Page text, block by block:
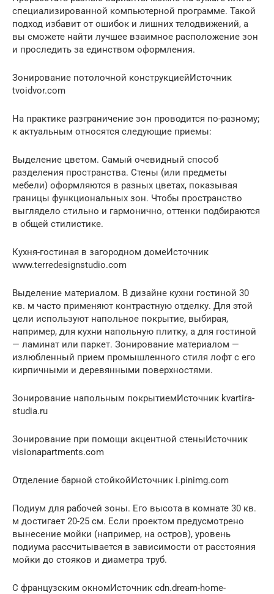
специализированной компьютерной программе. Такой
подход избавит от ошибок и лишних телодвижений, а
вы сможете найти лучшее взаимное расположение зон
и проследить за единством оформления.
Зонирование потолочной конструкциейИсточник
tvoidvor.com
На практике разграничение зон проводится по-разному;
к актуальным относятся следующие приемы:
Выделение цветом. Самый очевидный способ
разделения пространства. Стены (или предметы
мебели) оформляются в разных цветах, показывая
границы функциональных зон. Чтобы пространство
выглядело стильно и гармонично, оттенки подбираются
в общей стилистике.
Кухня-гостиная в загородном домеИсточник
www.terredesignstudio.com
Выделение материалом. В дизайне кухни гостиной 30
кв. м часто применяют контрастную отделку. Для этой
цели используют напольное покрытие, выбирая,
например, для кухни напольную плитку, а для гостиной
— ламинат или паркет. Зонирование материалом —
излюбленный прием промышленного стиля лофт с его
кирпичными и деревянными поверхностями.
Зонирование напольным покрытиемИсточник kvartira-
studia.ru
Зонирование при помощи акцентной стеныИсточник
visionapartments.com
Отделение барной стойкойИсточник i.pinimg.com
Подиум для рабочей зоны. Его высота в комнате 30 кв.
м достигает 20-25 см. Если проектом предусмотрено
вынесение мойки (например, на остров), уровень
подиума рассчитывается в зависимости от расстояния
мойки до стояков и диаметра труб.
С французским окномИсточник cdn.dream-home-